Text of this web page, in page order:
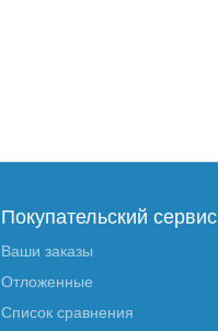
Покупательский сервис
Ваши заказы
Отложенные
Список сравнения